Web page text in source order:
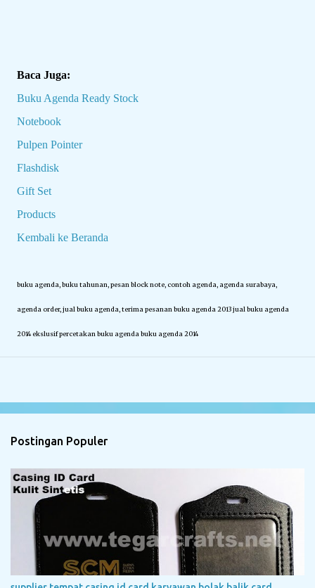
Baca Juga:
Buku Agenda Ready Stock
Notebook
Pulpen Pointer
Flashdisk
Gift Set
Products
Kembali ke Beranda
buku agenda, buku tahunan, pesan block note, contoh agenda, agenda surabaya,
agenda order, jual buku agenda, terima pesanan buku agenda 2013 jual buku agenda
2014 ekslusif percetakan buku agenda buku agenda 2014
Postingan Populer